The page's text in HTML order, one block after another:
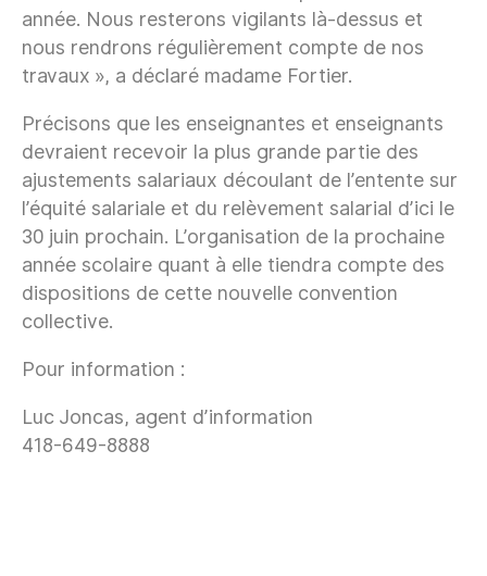
année. Nous resterons vigilants là-dessus et
nous rendrons régulièrement compte de nos
travaux », a déclaré madame Fortier.
Précisons que les enseignantes et enseignants
devraient recevoir la plus grande partie des
ajustements salariaux découlant de l’entente sur
l’équité salariale et du relèvement salarial d’ici le
30 juin prochain. L’organisation de la prochaine
année scolaire quant à elle tiendra compte des
dispositions de cette nouvelle convention
collective.
Pour information :
Luc Joncas, agent d’information
418-649-8888